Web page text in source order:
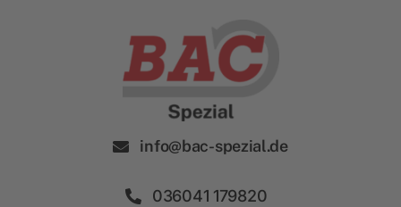
info@bac-spezial.de
036041 179820